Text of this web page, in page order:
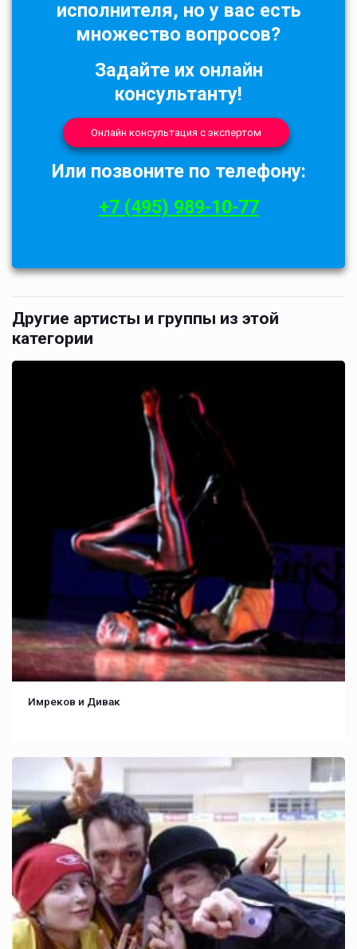
исполнителя, но у вас есть
множество вопросов?
Задайте их онлайн
консультанту!
Онлайн консультация с экспертом
Или позвоните по телефону:
+7 (495) 989-10-77
Другие артисты и группы из этой
категории
Имреков и Дивак